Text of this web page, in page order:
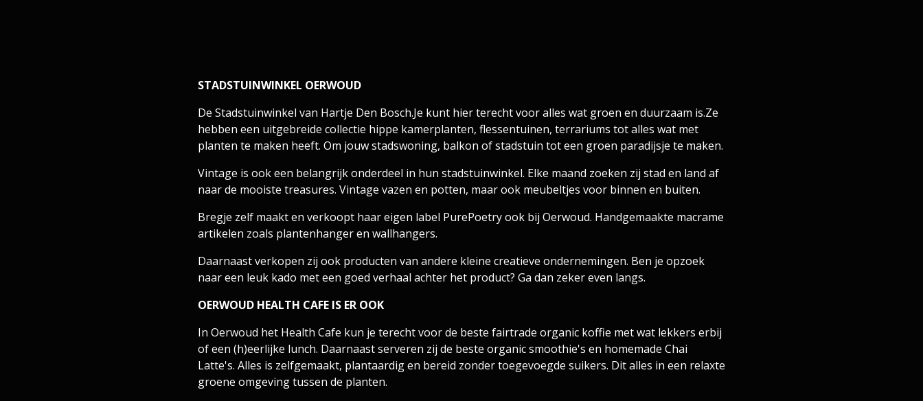
STADSTUINWINKEL OERWOUD
De Stadstuinwinkel van Hartje Den Bosch.​Je kunt hier terecht voor alles wat groen en duurzaam is.​Ze
hebben een uitgebreide collectie hippe kamerplanten, flessentuinen, terrariums tot alles wat met
planten te maken heeft. Om jouw stadswoning, balkon of stadstuin tot een groen paradijsje te maken.
Vintage is ook een belangrijk onderdeel in hun stadstuinwinkel. Elke maand zoeken zij stad en land af
naar de mooiste treasures. Vintage vazen en potten, maar ook meubeltjes voor binnen en buiten.
​Bregje zelf maakt en verkoopt haar eigen label PurePoetry ook bij Oerwoud. Handgemaakte macrame
artikelen zoals plantenhanger en wallhangers.
Daarnaast verkopen zij ook producten van andere kleine creatieve ondernemingen. Ben je opzoek
naar een leuk kado met een goed verhaal achter het product? Ga dan zeker even langs.
OERWOUD HEALTH CAFE IS ER OOK
In Oerwoud het Health Cafe kun je terecht voor de beste fairtrade organic koffie met wat lekkers erbij
of een (h)eerlijke lunch. Daarnaast serveren zij de beste organic smoothie's en homemade Chai
Latte's. Alles is zelfgemaakt, plantaardig en bereid zonder toegevoegde suikers.​ Dit alles in een relaxte
groene omgeving tussen de planten.